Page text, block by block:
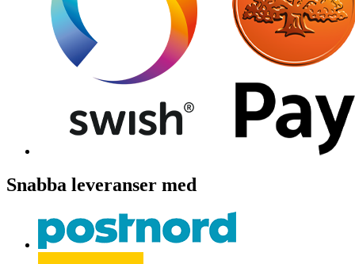
Snabba leveranser med